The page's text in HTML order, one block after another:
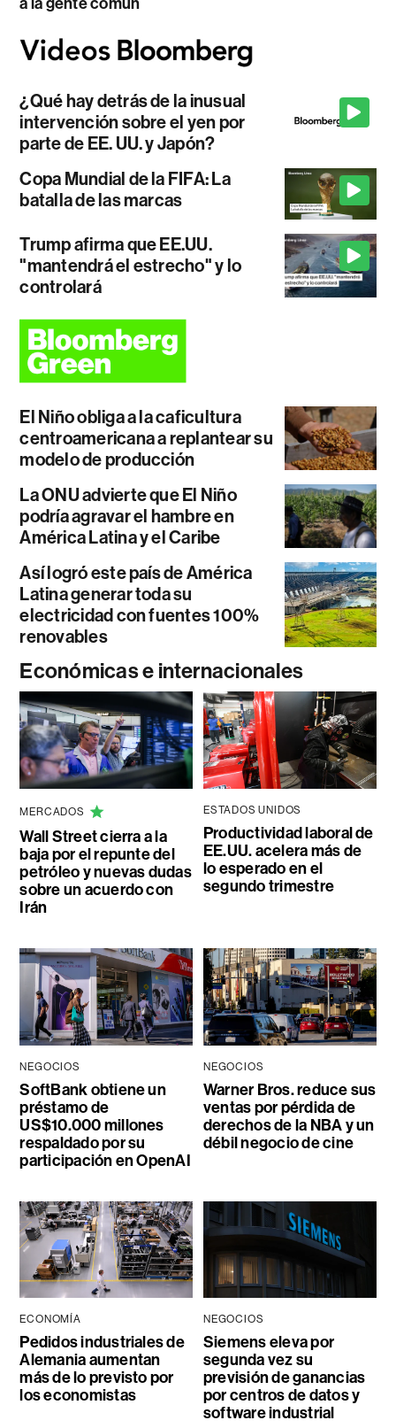
¿Qué hay detrás de la inusual
intervención sobre el yen por
parte de EE. UU. y Japón?
Copa Mundial de la FIFA: La
batalla de las marcas
Trump afirma que EE.UU.
"mantendrá el estrecho" y lo
controlará
El Niño obliga a la caficultura
centroamericana a replantear su
modelo de producción
La ONU advierte que El Niño
podría agravar el hambre en
América Latina y el Caribe
Así logró este país de América
Latina generar toda su
electricidad con fuentes 100%
renovables
Económicas e internacionales
MERCADOS
Wall Street cierra a la
baja por el repunte del
petróleo y nuevas dudas
sobre un acuerdo con
Irán
ESTADOS UNIDOS
Productividad laboral de
EE.UU. acelera más de
lo esperado en el
segundo trimestre
NEGOCIOS
SoftBank obtiene un
préstamo de
US$10.000 millones
respaldado por su
participación en OpenAI
NEGOCIOS
Warner Bros. reduce sus
ventas por pérdida de
derechos de la NBA y un
débil negocio de cine
ECONOMÍA
Pedidos industriales de
Alemania aumentan
más de lo previsto por
los economistas
NEGOCIOS
Siemens eleva por
segunda vez su
previsión de ganancias
por centros de datos y
software industrial